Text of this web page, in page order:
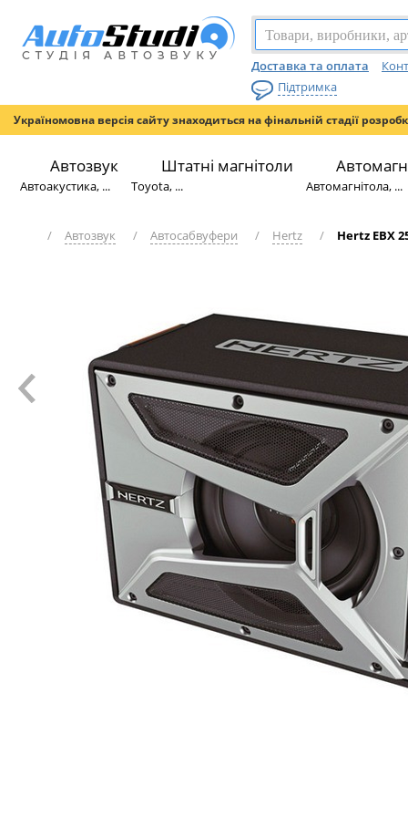
Доставка та оплата
Підтримка
Україномовна версія сайту знаходиться на фінальній стадії
Автозвук
Автоакустика, ...
Штатні магнітоли
Toyota, ... Автомагнітола, ...
/ Автозвук / Автосабвуфери / Hertz / Hertz EBX